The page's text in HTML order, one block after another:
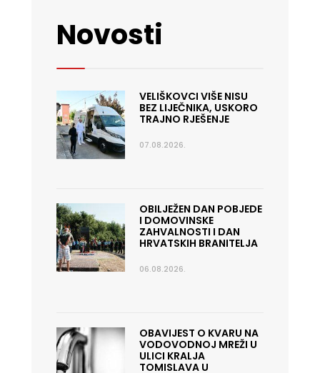
Novosti
VELIŠKOVCI VIŠE NISU
BEZ LIJEČNIKA, USKORO
TRAJNO RJEŠENJE
07.08.2026.
OBILJEŽEN DAN POBJEDE
I DOMOVINSKE
ZAHVALNOSTI I DAN
HRVATSKIH BRANITELJA
06.08.2026.
OBAVIJEST O KVARU NA
VODOVODNOJ MREŽI U
ULICI KRALJA
TOMISLAVA U